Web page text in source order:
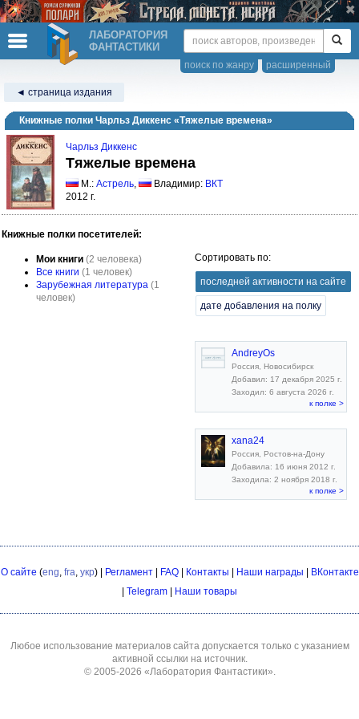
ЛАБОРАТОРИЯ
ФАНТАСТИКИ
расширенный
поиск по жанру
◄ страница издания
Книжные полки Чарльз Диккенс «Тяжелые времена»
Чарльз Диккенс
Тяжелые времена
М.: Астрель, Владимир: ВКТ
2012 г.
Книжные полки посетителей:
Мои книги (2 человека)
Все книги (1 человек)
Зарубежная литература (1
человек)
Сортировать по:
последней активности на сайте
дате добавления на полку
AndreyOs
Россия, Новосибирск
Добавил: 17 декабря 2025 г.
Заходил: 6 августа 2026 г.
к полке >
xana24
Россия, Ростов-на-Дону
Добавила: 16 июня 2012 г.
Заходила: 2 ноября 2018 г.
к полке >
О сайте (eng, fra, укр) | Регламент| FAQ| Контакты Наши награды
ВКонтакте
Telegram Наши товары
Любое использование материалов сайта допускается только с указанием
активной ссылки на источник.
© 2005-2026 «Лаборатория Фантастики».